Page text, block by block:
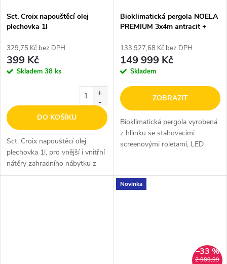
Sct. Croix napouštěcí olej
plechovka 1l
329,75 Kč bez DPH
399 Kč
Skladem 38 ks
DO KOŠÍKU
Sct. Croix napouštěcí olej
plechovka 1l, pro vnější i vnitřní
nátěry zahradního nábytku z
eukalyptového dřeva, čistý
Bioklimatická pergola NOELA
PREMIUM 3x4m antracit +
133 927,68 Kč bez DPH
149 999 Kč
Skladem
ZOBRAZIT
Bioklimatická pergola vyrobená
z hliníku se stahovacími
screenovými roletami, LED
montáž pergoly na místě.
Specifikace...
Novinka
2 989,99
–33 %